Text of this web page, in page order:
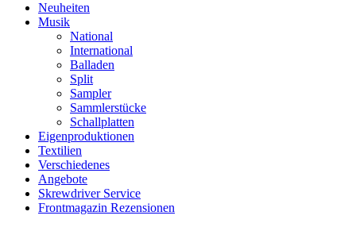
Neuheiten
Musik
National
International
Balladen
Split
Sampler
Sammlerstücke
Schallplatten
Eigenproduktionen
Textilien
Verschiedenes
Angebote
Skrewdriver Service
Frontmagazin Rezensionen